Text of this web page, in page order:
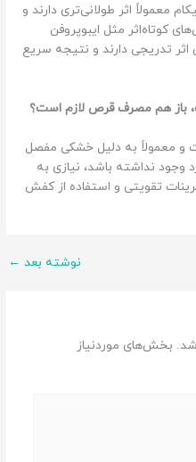
معمولاً اثر طولانی‌تری دارند و
کوتاه‌اثر مثل ایبوپروفن
تدریجی دارند و نتیجه سریع
باز هم مصرف قرص لازم است؟
و معمولاً به دلیل خشکی مفصل
وجود نداشته باشد، نیازی به
تقویتی و استفاده از کفش
نوشته بعد ←
بخش‌های موردنیاز